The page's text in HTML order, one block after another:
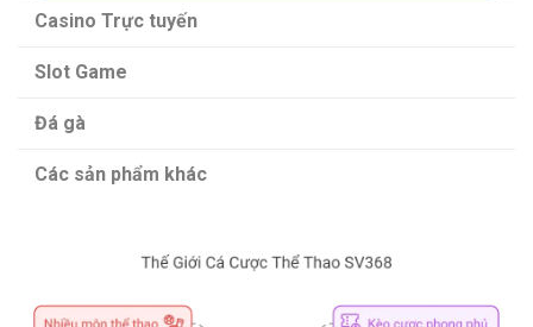
Casino Trực tuyến
Slot Game
Đá gà
Các sản phẩm khác